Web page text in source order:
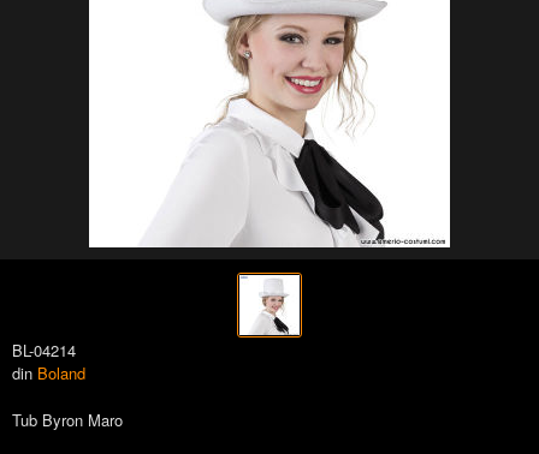
BL-04214
din Boland
Tub Byron Maro